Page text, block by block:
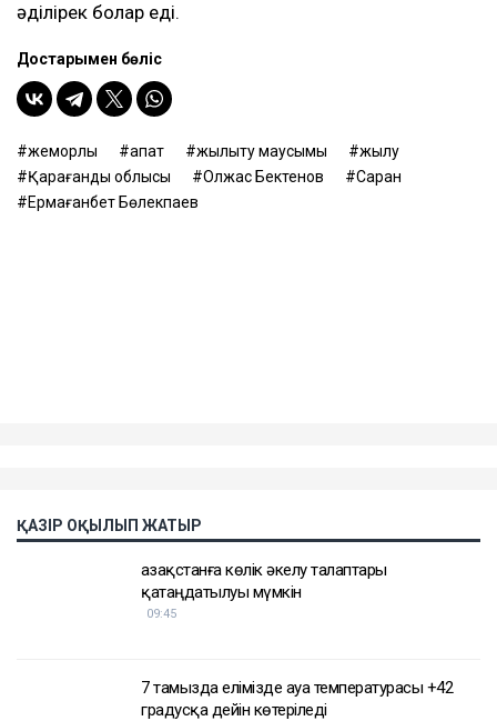
әділірек болар еді.
Достарыңмен бөліс
жемқорлық апат жылыту маусымы
жылу
Қарағанды облысы
Олжас Бектенов
Саран
Ермағанбет Бөлекпаев
ҚАЗІР ОҚЫЛЫП ЖАТЫР
Қазақстанға көлік әкелу талаптары
қатаңдатылуы мүмкін
09:45
7 тамызда елімізде ауа температурасы +42
градусқа дейін көтеріледі